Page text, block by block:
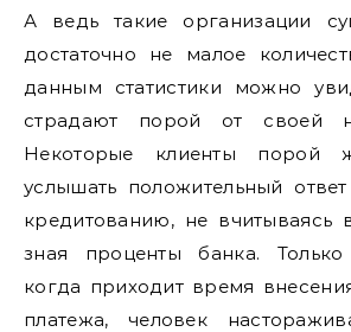
А ведь такие организации
достаточно не малое
данным статистики можно
страдают порой от своей
Некоторые клиенты порой
услышать положительный
кредитованию, не
зная проценты банка.
когда приходит время
платежа, человек